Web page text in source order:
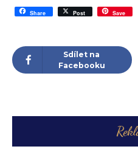
Share Post Save
Sdílet na
Facebooku